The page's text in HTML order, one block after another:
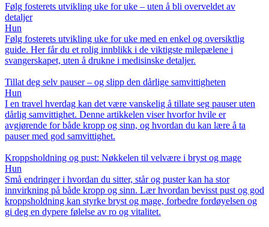
Følg fosterets utvikling uke for uke – uten å bli overveldet av
detaljer
Hun
Følg fosterets utvikling uke for uke med en enkel og oversiktlig
guide. Her får du et rolig innblikk i de viktigste milepælene i
svangerskapet, uten å drukne i medisinske detaljer.
Tillat deg selv pauser – og slipp den dårlige samvittigheten
Hun
I en travel hverdag kan det være vanskelig å tillate seg pauser uten
dårlig samvittighet. Denne artikkelen viser hvorfor hvile er
avgjørende for både kropp og sinn, og hvordan du kan lære å ta
pauser med god samvittighet.
Kroppsholdning og pust: Nøkkelen til velvære i bryst og mage
Hun
Små endringer i hvordan du sitter, står og puster kan ha stor
innvirkning på både kropp og sinn. Lær hvordan bevisst pust og god
kroppsholdning kan styrke bryst og mage, forbedre fordøyelsen og
gi deg en dypere følelse av ro og vitalitet.